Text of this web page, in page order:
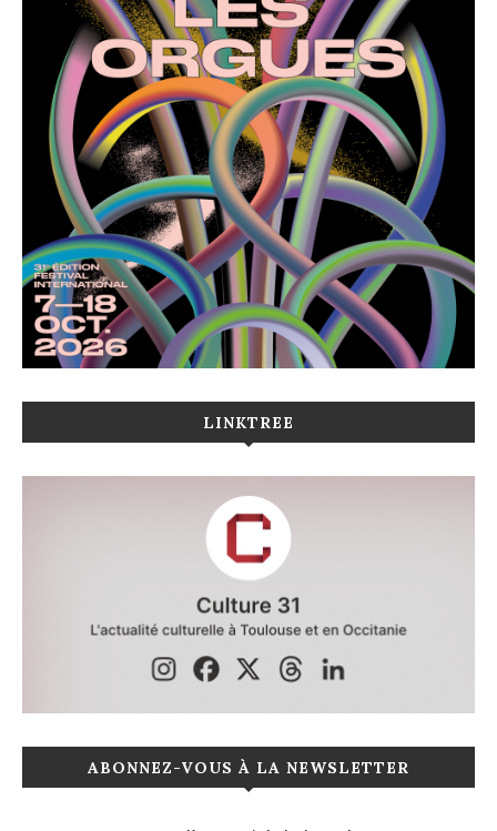
LINKTREE
ABONNEZ-VOUS À LA NEWSLETTER